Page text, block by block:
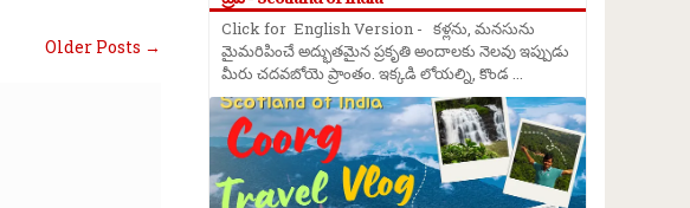
Older Posts →
Click for English Version - కళ్లను, మనసును
మైమరిపించే అద్భుతమైన ప్రకృతి అందాలకు నెలవు ఇప్పుడు
మీరు చదవబోయె ప్రాంతం. ఇక్కడి లోయల్ని, కొండ ...